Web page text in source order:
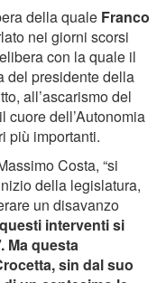
della quale Franco
nei giorni scorsi
con la quale il
del presidente della
all’ascarismo del
cuore dell’Autonomia
più importanti.
Costa, “si
della legislatura,
un disavanzo
interventi si
Ma questa
sin dal suo